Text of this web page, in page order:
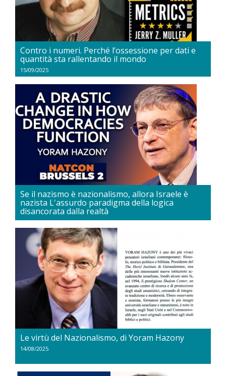
Contro i numeri. Perché l’ossessione per dati e
quantità sta rallentando il mondo
15/09/2025
Se il nazismo è nazionalismo, allora Israele è
nazista L'assurdo paradigma della logica
disancorata dalla realtà
22/08/2025
Le virtù del Nazionalismo, di Yoram Hazony
14/08/2025